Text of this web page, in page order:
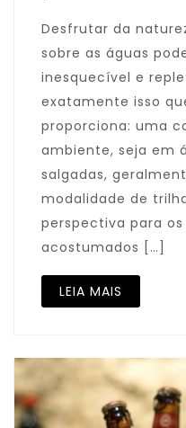
Desfrutar da
sobre as águas
inesquecível e
exatamente isso
proporciona: uma
ambiente, seja em
salgadas,
modalidade de
perspectiva para
acostumados […]
LEIA MAIS